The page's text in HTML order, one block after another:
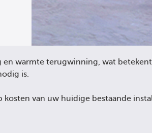
en warmte terugwinning, wat
is.
kosten van uw huidige bestaande